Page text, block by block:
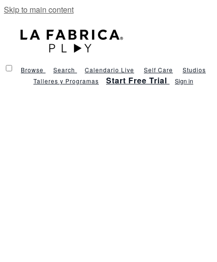
Skip to main content
Browse Search Calendario Live Self Care
Studios
Talleres y Programas
Start Free Trial Sign in